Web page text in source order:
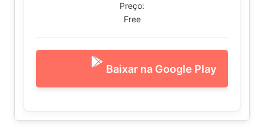
Preço:
Free
Baixar na Google Play